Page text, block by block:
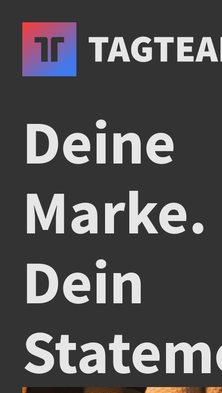
Deine
Marke.
Dein